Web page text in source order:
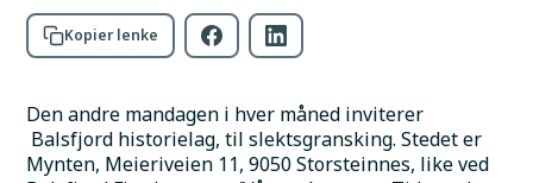
Kopier lenke
Den andre mandagen i hver måned inviterer
Balsfjord historielag, til slektsgransking. Stedet er
Mynten, Meieriveien 11, 9050 Storsteinnes, like ved